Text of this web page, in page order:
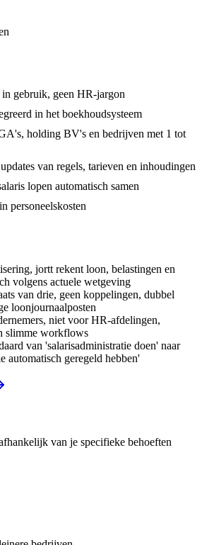
gebruik, geen HR-jargon
in het boekhoudsysteem
holding BV's en bedrijven met 1 tot
van regels, tarieven en inhoudingen
lopen automatisch samen
personeelskosten
jortt rekent loon, belastingen en
volgens actuele wetgeving
van drie, geen koppelingen, dubbel
loonjournaalposten
niet voor HR-afdelingen,
slimme workflows
van 'salarisadministratie doen' naar
automatisch geregeld hebben'
van je specifieke behoeften